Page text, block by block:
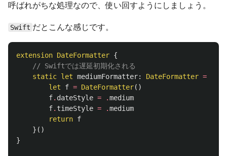
呼ばれがちな処理なので、使い回すようにしましょう。
Swift だとこんな感じです。
extension DateFormatter {
// Swiftでは遅延初期化される
static let mediumFormatter: DateFormatter =
let
f = DateFormatter()
f. dateStyle = .medium
f. timeStyle = .medium
return f
}()
}